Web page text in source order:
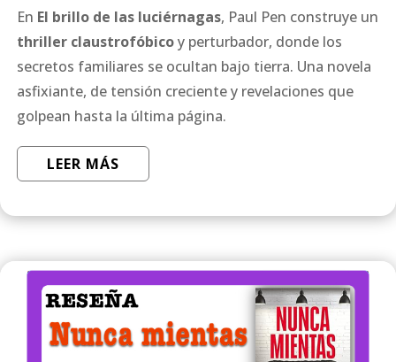
En El brillo de las luciérnagas, Paul Pen construye un
thriller claustrofóbicoy perturbador, donde los
secretos familiares se ocultan bajo tierra. Una novela
asfixiante, de tensión creciente y revelaciones que
golpean hasta la última página.
LEER MÁS